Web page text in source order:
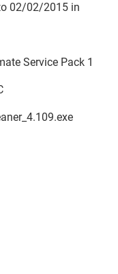
02/02/2015 in
Service Pack 1